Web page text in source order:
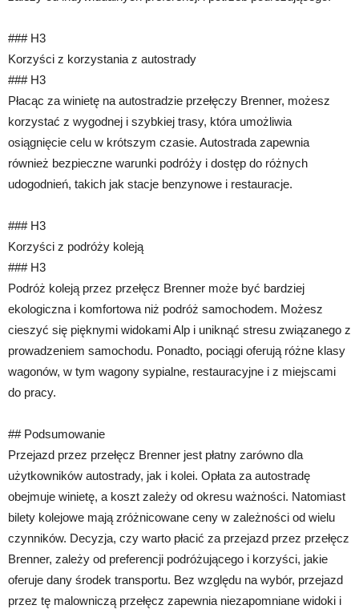
### H3
Korzyści z korzystania z autostrady
### H3
Płacąc za winietę na autostradzie przełęczy Brenner, możesz
korzystać z wygodnej i szybkiej trasy, która umożliwia
osiągnięcie celu w krótszym czasie. Autostrada zapewnia
również bezpieczne warunki podróży i dostęp do różnych
udogodnień, takich jak stacje benzynowe i restauracje.
### H3
Korzyści z podróży koleją
### H3
Podróż koleją przez przełęcz Brenner może być bardziej
ekologiczna i komfortowa niż podróż samochodem. Możesz
cieszyć się pięknymi widokami Alp i uniknąć stresu związanego z
prowadzeniem samochodu. Ponadto, pociągi oferują różne klasy
wagonów, w tym wagony sypialne, restauracyjne i z miejscami
do pracy.
## Podsumowanie
Przejazd przez przełęcz Brenner jest płatny zarówno dla
użytkowników autostrady, jak i kolei. Opłata za autostradę
obejmuje winietę, a koszt zależy od okresu ważności. Natomiast
bilety kolejowe mają zróżnicowane ceny w zależności od wielu
czynników. Decyzja, czy warto płacić za przejazd przez przełęcz
Brenner, zależy od preferencji podróżującego i korzyści, jakie
oferuje dany środek transportu. Bez względu na wybór, przejazd
przez tę malowniczą przełęcz zapewnia niezapomniane widoki i